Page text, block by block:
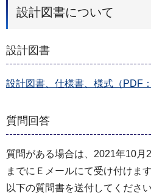
設計図書について
設計図書
設計図書、仕様書、様式（PDF
質問回答
質問がある場合は、2021年10月
までにＥメールにて受け付けます
以下の質問書を送付してください